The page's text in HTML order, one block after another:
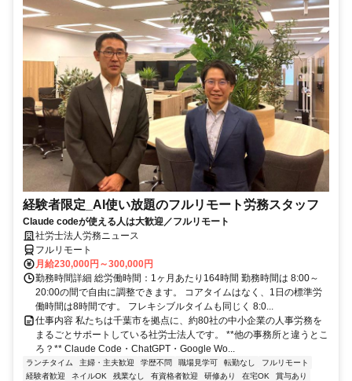
経験者限定_AI使い放題のフルリモート労務スタッフ
Claude codeが使える人は大歓迎／フルリモート
社労士法人労務ニュース
フルリモート
月給230,000円～300,000円
勤務時間詳細 総労働時間：1ヶ月あたり164時間 勤務時間は 8:00～
20:00の間で自由に調整できます。 コアタイムはなく、1日の標準労
働時間は8時間です。 フレキシブルタイムも同じく 8:0...
仕事内容 私たちは千葉市を拠点に、約80社の中小企業の人事労務を
まるごとサポートしている社労士法人です。 **他の事務所と違うとこ
ろ？** Claude Code・ChatGPT・Google Wo...
ランチタイム 主婦・主夫歓迎 学歴不問 職場見学可 転勤なし
フルリモート
経験者歓迎
ネイルOK 残業なし 有資格者歓迎 研修あり 在宅OK
賞与あり